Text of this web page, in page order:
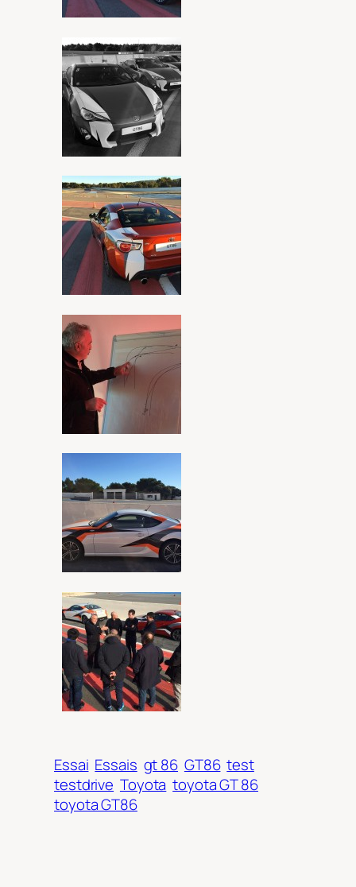
Essai Essais gt 86 GT86 test
testdrive Toyota toyota GT 86
toyota GT86